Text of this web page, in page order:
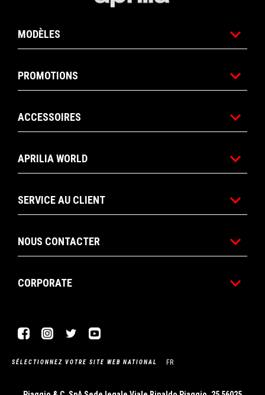
MODÈLES
PROMOTIONS
ACCESSOIRES
APRILIA WORLD
SERVICE AU CLIENT
NOUS CONTACTER
CORPORATE
FacebookInstagram
Twitter
SÉLECTIONNEZ VOTRE SITE WEB NATIONAL FR